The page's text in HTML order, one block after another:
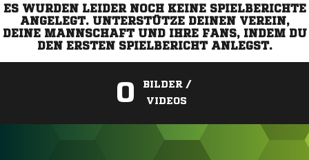
ES WURDEN LEIDER NOCH KEINE SPIELBERICHTE
ANGELEGT. UNTERSTÜTZE DEINEN VEREIN,
DEINE MANNSCHAFT UND IHRE FANS, INDEM DU
DEN ERSTEN SPIELBERICHT ANLEGST.
0
BILDER /
VIDEOS